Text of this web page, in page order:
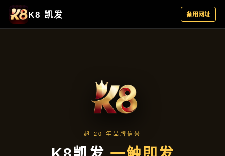
主营产品
首页 主营产品